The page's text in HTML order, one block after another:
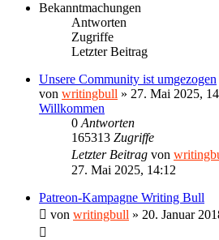
Bekanntmachungen
Antworten
Zugriffe
Letzter Beitrag
Unsere Community ist umgezogen
von writingbull » 27. Mai 2025,
Willkommen
0 Antworten
165313 Zugriffe
Letzter Beitrag von
27. Mai 2025, 14:12
Patreon-Kampagne Writing Bull
von writingbull » 20. Januar